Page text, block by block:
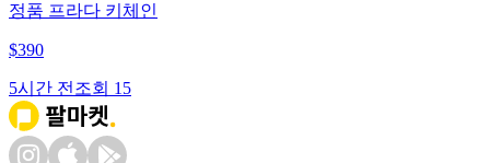
정품 프라다 키체인
$390
5시간 전 조회 15